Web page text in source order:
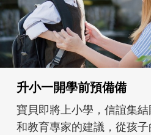
沒有人天生就擅長當
在一次次「前所未有
著孩子一起長大。從
體遊戲，到獨立自主
決問題的能力養成。
同的模樣，參與孩子
歷程。